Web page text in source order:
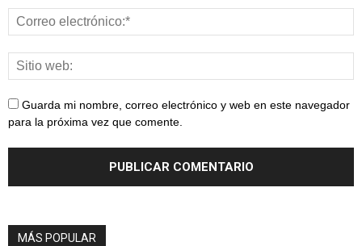
Guarda mi nombre, correo electrónico y web en este navegador
para la próxima vez que comente.
MÁS POPULAR